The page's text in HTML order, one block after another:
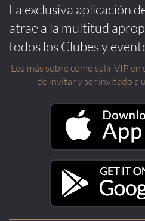
La exclusiva aplicación
atrae a la multitud
todos los Clubes y
Lea más sobre cómo salir VIP
de invitar y ser invitado a